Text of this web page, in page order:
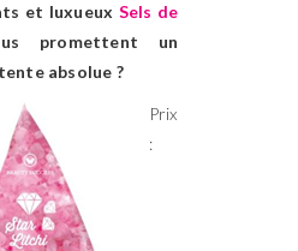
et luxueux Sels de
promettent un
absolue ?
Prix
: